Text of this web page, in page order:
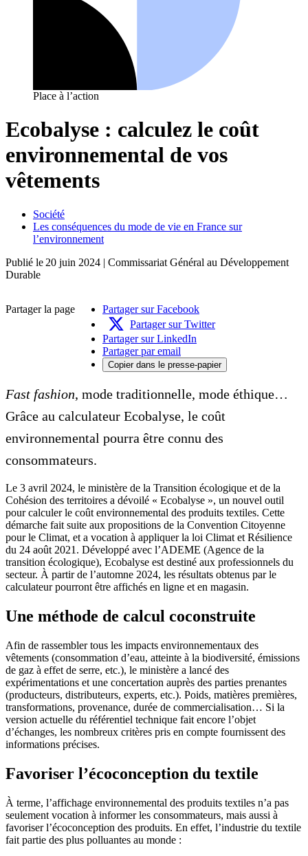
Place à l’action
Ecobalyse : calculez le coût
environnemental de vos
vêtements
Société
Les conséquences du mode de vie en France sur
l’environnement
Publié le 20 juin 2024 | Commissariat Général au Développement
Durable
Partager la page
Partager sur Facebook
Partager sur Twitter
Partager sur LinkedIn
Partager par email
Copier dans le presse-papier
Fast fashion, mode traditionnelle, mode éthique…
Grâce au calculateur Ecobalyse, le coût
environnemental pourra être connu des
consommateurs.
Le 3 avril 2024, le ministère de la Transition écologique et de la
Cohésion des territoires a dévoilé « Ecobalyse », un nouvel outil
pour calculer le coût environnemental des produits textiles. Cette
démarche fait suite aux propositions de la Convention Citoyenne
pour le Climat, et a vocation à appliquer la loi Climat et Résilience
du 24 août 2021. Développé avec l’ADEME (Agence de la
transition écologique), Ecobalyse est destiné aux professionnels du
secteur. À partir de l’automne 2024, les résultats obtenus par le
calculateur pourront être affichés en ligne et en magasin.
Une méthode de calcul coconstruite
Afin de rassembler tous les impacts environnementaux des
vêtements (consommation d’eau, atteinte à la biodiversité, émissions
de gaz à effet de serre, etc.), le ministère a lancé des
expérimentations et une concertation auprès des parties prenantes
(producteurs, distributeurs, experts, etc.). Poids, matières premières,
transformations, provenance, durée de commercialisation… Si la
version actuelle du référentiel technique fait encore l’objet
d’échanges, les nombreux critères pris en compte fournissent des
informations précises.
Favoriser l’écoconception du textile
À terme, l’affichage environnemental des produits textiles n’a pas
seulement vocation à informer les consommateurs, mais aussi à
favoriser l’écoconception des produits. En effet, l’industrie du textile
fait partie des plus polluantes au monde :